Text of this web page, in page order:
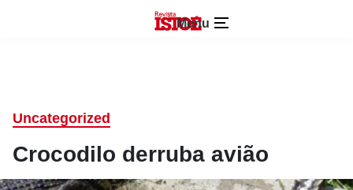
Menu
Uncategorized
Crocodilo derruba avião